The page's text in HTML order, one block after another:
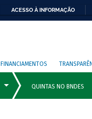
ACESSO À INFORMAÇÃO
FINANCIAMENTOS